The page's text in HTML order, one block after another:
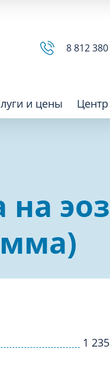
8 812
и цены
физкультура после
на
1 235